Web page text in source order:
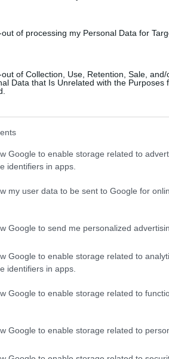
of processing my Personal Data for
of Collection, Use, Retention, Sale, and/
Data that Is Unrelated with the Purposes
Google to enable storage related to
identifiers in apps.
my user data to be sent to Google for
Google to send me personalized
Google to enable storage related to
identifiers in apps.
Google to enable storage related to
Google to enable storage related to